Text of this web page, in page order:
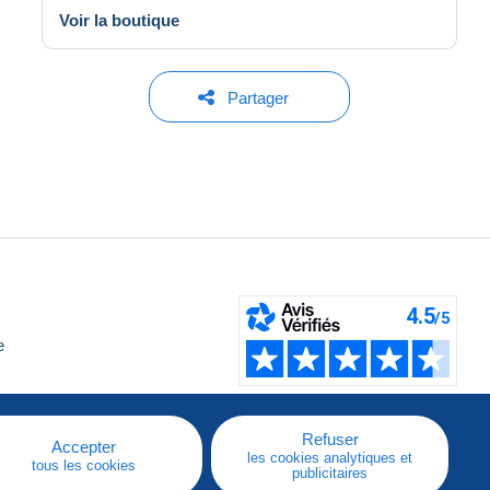
Voir la boutique
Partager
Accepter
tous les cookies
Refuser
les cookies analytiques et
publicitaires